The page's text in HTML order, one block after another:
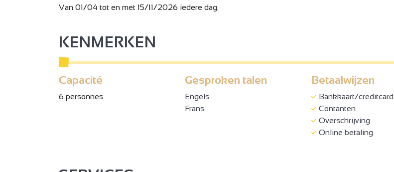
Van 01/04 tot en met 15/11/2026 iedere dag.
KENMERKEN
Capacité
6 personnes
Gesproken talen
Engels
Frans
Betaalwijzen
Bankkaart/creditcard
Contanten
Overschrijving
Online betaling